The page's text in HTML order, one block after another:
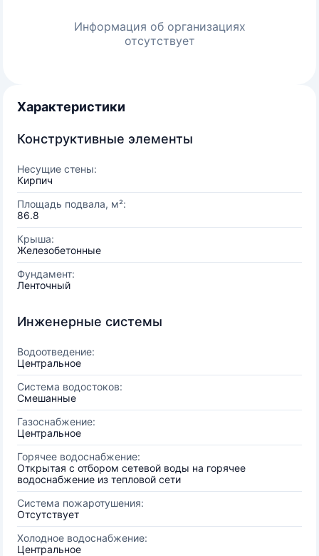
Информация об организациях
отсутствует
Характеристики
Конструктивные элементы
Несущие стены:
Кирпич
Площадь подвала, м²:
86.8
Крыша:
Железобетонные
Фундамент:
Ленточный
Инженерные системы
Водоотведение:
Центральное
Система водостоков:
Смешанные
Газоснабжение:
Центральное
Горячее водоснабжение:
Открытая с отбором сетевой воды на горячее
водоснабжение из тепловой сети
Система пожаротушения:
Отсутствует
Холодное водоснабжение:
Центральное